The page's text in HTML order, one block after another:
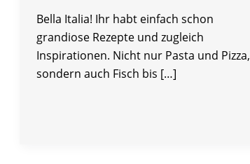
Bella Italia! Ihr habt einfach schon
grandiose Rezepte und zugleich
Inspirationen. Nicht nur Pasta und Pizza,
sondern auch Fisch bis […]